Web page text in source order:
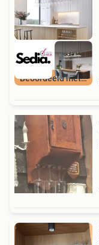
Beoordeeld met 9+